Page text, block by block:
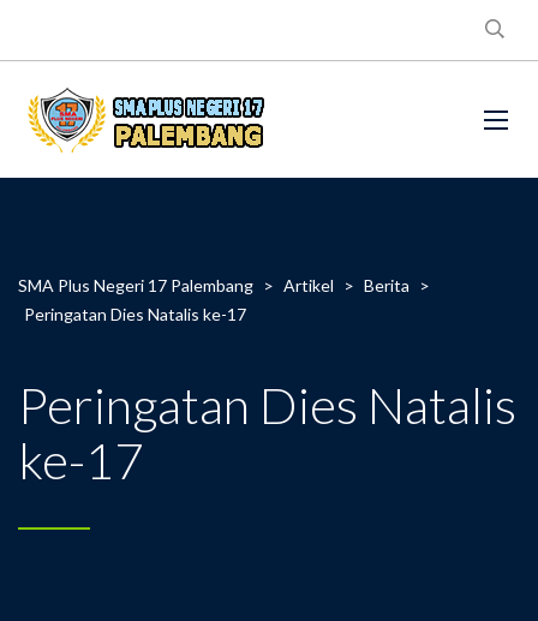
SMA Plus Negeri 17 Palembang > Artikel > Berita
>
Peringatan Dies Natalis ke-17
Peringatan Dies Natalis
ke-17